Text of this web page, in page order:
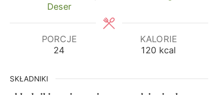
Deser
PORCJE
24
KALORIE
120 kcal
SKŁADNIKI